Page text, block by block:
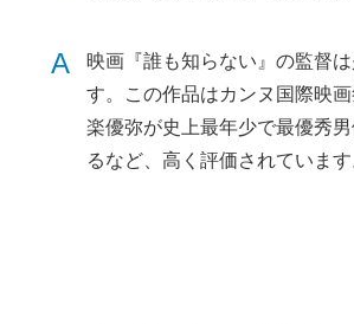
A
映画『誰も知らない』の監督
す。この作品はカンヌ国際映
楽優弥が史上最年少で最優秀
るなど、高く評価されています